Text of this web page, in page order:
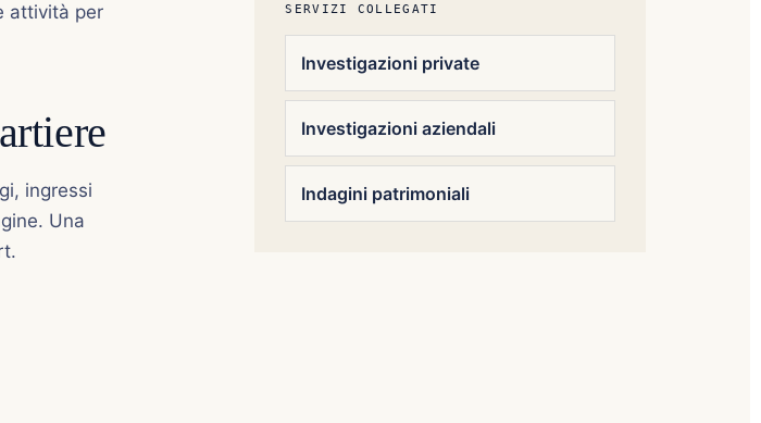
attività per
ingressi
Una
SERVIZI COLLEGATI
Investigazioni private
Investigazioni aziendali
Indagini patrimoniali